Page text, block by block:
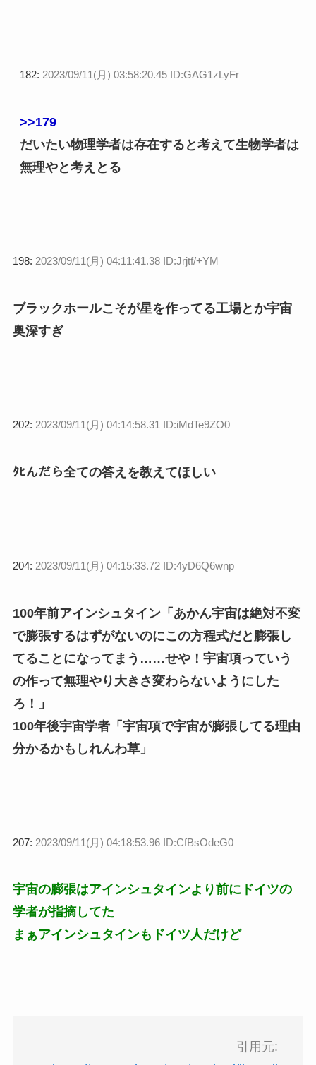
182: 2023/09/11(月) 03:58:20.45 ID:GAG1zLyFr
>>179
だいたい物理学者は存在すると考えて生物学者は
無理やと考えとる
198: 2023/09/11(月) 04:11:41.38 ID:Jrjtf/+YM
ブラックホールこそが星を作ってる工場とか宇宙
奥深すぎ
202: 2023/09/11(月) 04:14:58.31 ID:iMdTe9ZO0
ﾀﾋんだら全ての答えを教えてほしい
204: 2023/09/11(月) 04:15:33.72 ID:4yD6Q6wnp
100年前アインシュタイン「あかん宇宙は絶対不変
で膨張するはずがないのにこの方程式だと膨張し
てることになってまう……せや！宇宙項っていう
の作って無理やり大きさ変わらないようにした
ろ！」
100年後宇宙学者「宇宙項で宇宙が膨張してる理由
分かるかもしれんわ草」
207: 2023/09/11(月) 04:18:53.96 ID:CfBsOdeG0
宇宙の膨張はアインシュタインより前にドイツの
学者が指摘してた
まぁアインシュタインもドイツ人だけど
引用元: